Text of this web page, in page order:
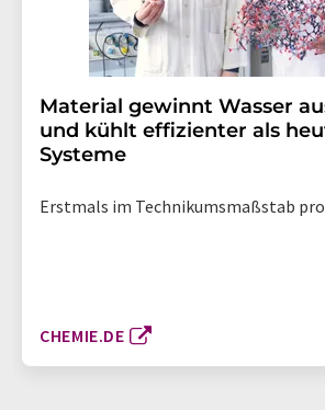
Material gewinnt Wasser
und kühlt effizienter als
Systeme
Erstmals im Technikumsmaßstab
CHEMIE.DE